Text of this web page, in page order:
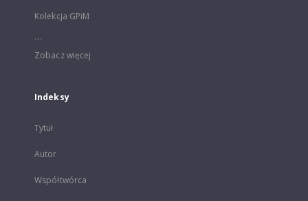
Kolekcja GPiM
...
Zobacz więcej
Indeksy
Tytuł
Autor
Współtwórca